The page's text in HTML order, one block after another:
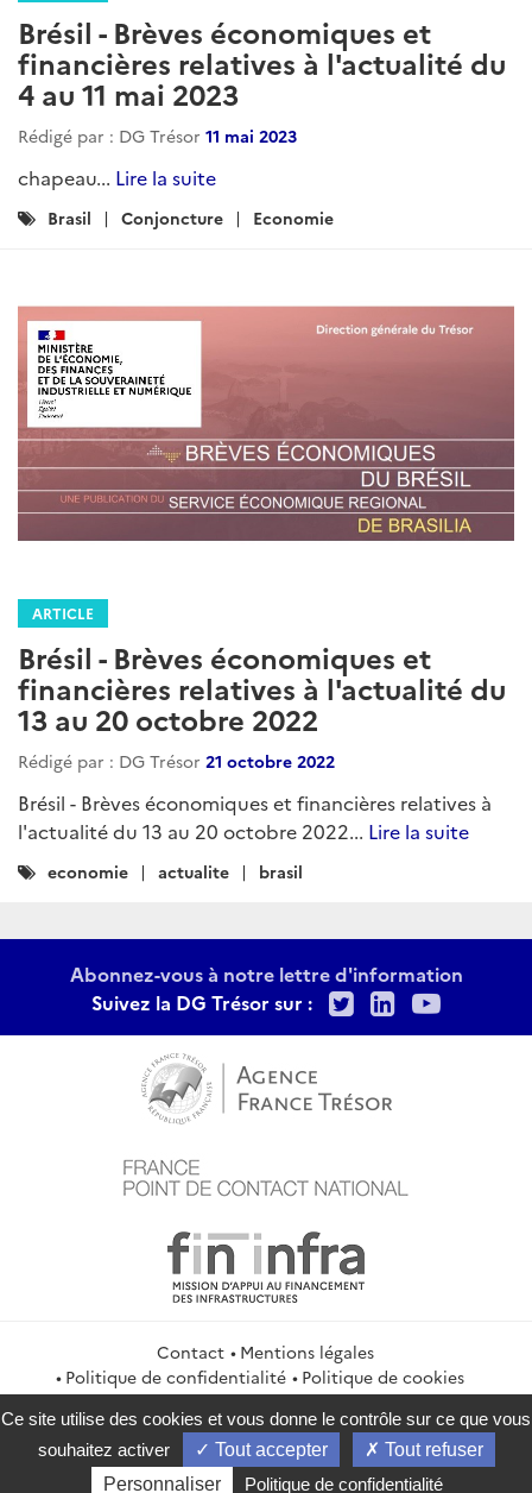
Brésil - Brèves économiques et
financières relatives à l'actualité du
4 au 11 mai 2023
Rédigé par : DG Trésor 11 mai 2023
chapeau... Lire la suite
Catégories
Brasil Conjoncture Economie
ARTICLE
Brésil - Brèves économiques et
financières relatives à l'actualité du
13 au 20 octobre 2022
Rédigé par : DG Trésor 21 octobre 2022
Brésil - Brèves économiques et financières relatives à
l'actualité du 13 au 20 octobre 2022... Lire la suite
Catégories
economie actualite brasil
Abonnez-vous à notre lettre d'information
Suivez la DG Trésor sur :
TwitterLinkedIn
Contact
Mentions légales
Politique de confidentialité
Politique de cookies
Gestion des cookies
Flux RSS
service-public.gouv.fr
legifrance.gouv.fr
info.gouv.fr
data.gouv.fr
Ce site utilise des cookies et vous donne le contrôle sur ce que vous
souhaitez activer
Tout accepter
Tout refuser
Personnaliser
Politique de confidentialité